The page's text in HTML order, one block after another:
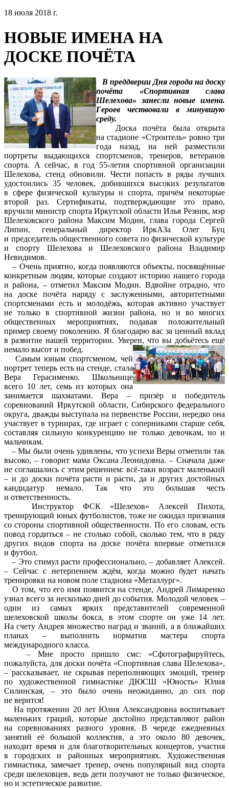
18 июля 2018 г.
НОВЫЕ ИМЕНА НА
ДОСКЕ ПОЧЁТА
В преддверии Дня города на доску
почёта «Спортивная слава
Шелехова» занесли новые имена.
Героев чествовали в минувшую
среду.
Доска почёта была открыта
на стадионе «Строитель» ровно три
года назад, на ней разместили
портреты выдающихся спортсменов, тренеров, ветеранов
спорта. А сейчас, в год 55-летия спортивной организации
Шелехова, стенд обновили. Чести попасть в ряды лучших
удостоились 35 человек, добившихся высоких результатов
в сфере физической культуры и спорта, причём некоторые
второй раз. Сертификаты, подтверждающие это право,
вручили министр спорта Иркутской области Илья Резник, мэр
Шелеховского района Максим Модин, глава города Сергей
Липин, генеральный директор ИркАЗа Олег Буц
и председатель общественного совета по физической культуре
и спорту Шелехова и Шелеховского района Владимир
Невидимов.
– Очень приятно, когда появляются объекты, посвящённые
конкретным людям, которые создают историю нашего города
и района, – отметил Максим Модин. Вдвойне отрадно, что
на доске почёта наряду с заслуженными, авторитетными
спортсменами есть и молодёжь, которая активно участвует
не только в спортивной жизни района, но и во многих
общественных мероприятиях, подавая положительный
пример своему поколению. Я благодарю вас за ценный вклад
в развитие нашей территории. Уверен, что вы добьётесь ещё
немало высот и побед.
Самым юным спортсменом, чей
портрет теперь есть на стенде, стала
Вера Герасименко. Школьнице
всего 10 лет, семь из которых она
занимается шахматами. Вера – призёр и победитель
соревнований Иркутской области, Сибирского федерального
округа, дважды выступала на первенстве России, нередко она
участвует в турнирах, где играет с соперниками старше себя,
составляя сильную конкуренцию не только девочкам, но и
мальчикам.
– Мы были очень удивлены, что успехи Веры отметили так
высоко, – говорит мама Оксана Леонидовна. – Сначала даже
не соглашались с этим решением: всё-таки возраст маленький
– и до доски почёта расти и расти, да и других достойных
кандидатур немало. Так что это большая честь
и ответственность.
Инструктор ФСК «Шелехов» Алексей Пихота,
тренирующий юных футболистов, тоже не ожидал признания
со стороны спортивной общественности. По его словам, есть
повод гордиться – не столько собой, сколько тем, что в ряду
других видов спорта на доске почёта впервые отметился
и футбол.
– Это стимул расти профессионально, – добавляет Алексей.
– Сейчас с нетерпением ждём, когда можно будет начать
тренировки на новом поле стадиона «Металлург».
О том, что его имя появится на стенде, Андрей Лимаренко
узнал всего за несколько дней до события. Молодой человек –
один из самых ярких представителей современной
шелеховской школы бокса, в этом спорте он уже 14 лет.
На счету Андрея множество наград и званий, а в ближайших
планах – выполнить норматив мастера спорта
международного класса.
– Мне просто пришло смс: «Сфотографируйтесь,
пожалуйста, для доски почёта «Спортивная слава Шелехова»,
– рассказывает, не скрывая переполняющих эмоций, тренер
по художественной гимнастике ДЮСШ «Юность» Юлия
Силинская, – это было очень неожиданно, до сих пор
не верится!
На протяжении 20 лет Юлия Александровна воспитывает
маленьких граций, которые достойно представляют район
на соревнованиях разного уровня. В череде ежедневных
занятий её большой коллектив, а это около 80 девочек,
находит время и для благотворительных концертов, участия
в городских и районных мероприятиях. Художественная
гимнастика, замечает тренер, очень популярный вид спорта
среди шелеховцев, ведь дети получают не только физическое,
но и эстетическое развитие.